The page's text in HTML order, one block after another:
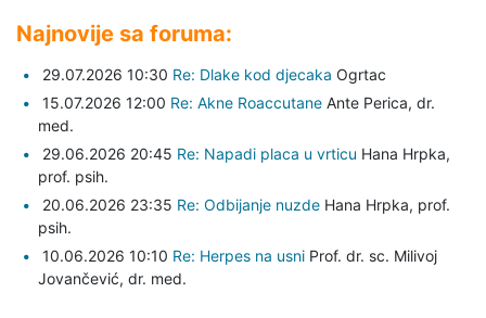
Najnovije sa foruma:
29.07.2026 10:30 Re: Dlake kod djecaka Ogrtac
15.07.2026 12:00 Re: Akne Roaccutane Ante Perica, dr.
med.
29.06.2026 20:45 Re: Napadi placa u vrticu Hana Hrpka,
prof. psih.
20.06.2026 23:35 Re: Odbijanje nuzde Hana Hrpka, prof.
psih.
10.06.2026 10:10 Re: Herpes na usni Prof. dr. sc. Milivoj
Jovančević, dr. med.